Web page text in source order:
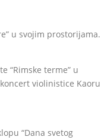
u svojim prostorijama.
“Rimske terme” u
violinistice Kaoru
“Dana svetog